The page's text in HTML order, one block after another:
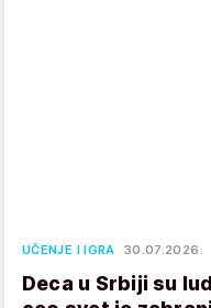
UČENJE I IGRA 30.07.2026.
Deca u Srbiji su